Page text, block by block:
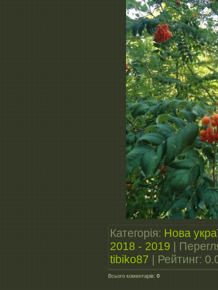
Категорія: Нова
2018 - 2019 |
tibiko87 | Рейтинг:
Всього коментарів: 0